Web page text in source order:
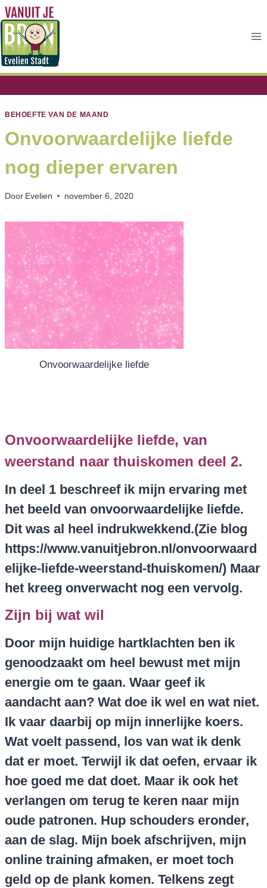
Doorgaan
naar
inhoud
BEHOEFTE VAN DE MAAND
Onvoorwaardelijke liefde
nog dieper ervaren
Door Evelien november 6, 2020
Onvoorwaardelijke liefde
Onvoorwaardelijke liefde, van
weerstand naar thuiskomen deel 2.
In deel 1 beschreef ik mijn ervaring met
het beeld van onvoorwaardelijke liefde.
Dit was al heel indrukwekkend.(Zie blog
https://www.vanuitjebron.nl/onvoorwaard
elijke-liefde-weerstand-thuiskomen/) Maar
het kreeg onverwacht nog een vervolg.
Zijn bij wat wil
Door mijn huidige hartklachten ben ik
genoodzaakt om heel bewust met mijn
energie om te gaan. Waar geef ik
aandacht aan? Wat doe ik wel en wat niet.
Ik vaar daarbij op mijn innerlijke koers.
Wat voelt passend, los van wat ik denk
dat er moet. Terwijl ik dat oefen, ervaar ik
hoe goed me dat doet. Maar ik ook het
verlangen om terug te keren naar mijn
oude patronen. Hup schouders eronder,
aan de slag. Mijn boek afschrijven, mijn
online training afmaken, er moet toch
geld op de plank komen. Telkens zegt